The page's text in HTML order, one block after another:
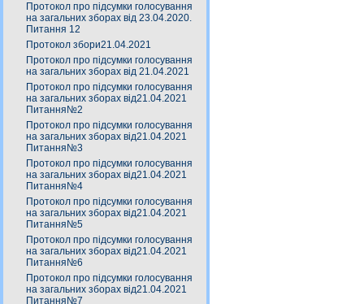
Протокол про підсумки голосування
на загальних зборах від 23.04.2020.
Питання 12
Протокол збори21.04.2021
Протокол про підсумки голосування
на загальних зборах від 21.04.2021
Протокол про підсумки голосування
на загальних зборах від21.04.2021
Питання№2
Протокол про підсумки голосування
на загальних зборах від21.04.2021
Питання№3
Протокол про підсумки голосування
на загальних зборах від21.04.2021
Питання№4
Протокол про підсумки голосування
на загальних зборах від21.04.2021
Питання№5
Протокол про підсумки голосування
на загальних зборах від21.04.2021
Питання№6
Протокол про підсумки голосування
на загальних зборах від21.04.2021
Питання№7